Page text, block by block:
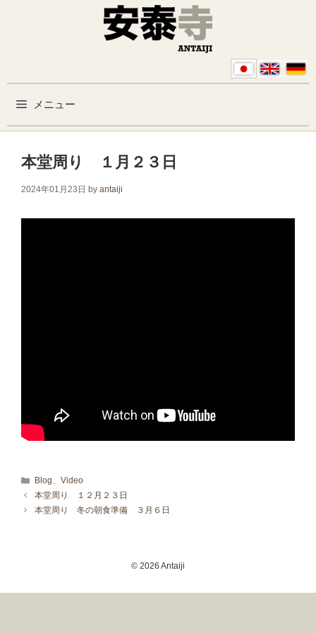
コンテンツへスキップ
メニュー
本堂周り １月２３日
2024年01月23日 by antaiji
カテゴリー
Blog、Video
本堂周り １２月２３日
本堂周り 冬の朝食準備 ３月６日
© 2026 Antaiji